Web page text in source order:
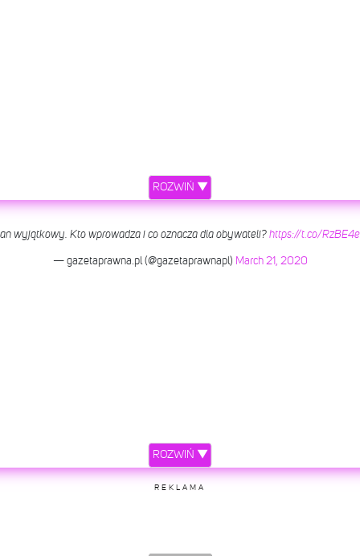
ROZWIŃ ▼
wyjątkowy. Kto wprowadza i co oznacza dla obywateli? https://t.co/
— gazetaprawna.pl (@gazetaprawnapl) March 21, 2020
ROZWIŃ ▼
REKLAMA